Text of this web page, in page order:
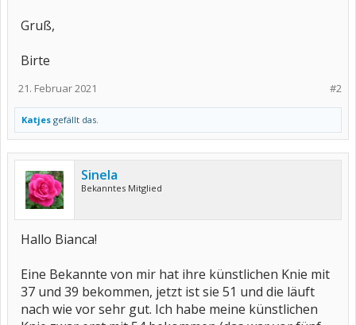
Gruß,
Birte
#2
21. Februar 2021
Katjes gefällt das.
Sinela
Bekanntes Mitglied
Hallo Bianca!
Eine Bekannte von mir hat ihre künstlichen Knie mit
37 und 39 bekommen, jetzt ist sie 51 und die läuft
nach wie vor sehr gut. Ich habe meine künstlichen